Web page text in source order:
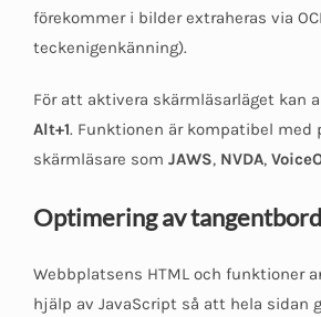
förekommer i bilder extraheras via
teckenigenkänning).
För att aktivera skärmläsarläget kan
Alt+1. Funktionen är kompatibel med
skärmläsare som JAWS, NVDA,
Optimering av
Webbplatsens HTML och funktioner
hjälp av JavaScript så att hela sidan